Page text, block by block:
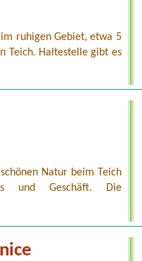
ruhigen Gebiet, etwa 5
Teich. Haltestelle gibt es
Natur beim Teich
und Geschäft. Die